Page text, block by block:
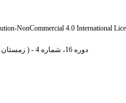
NonCommercial 4.0 International
دوره 16، شماره 4 - ( زمستان 1404 )